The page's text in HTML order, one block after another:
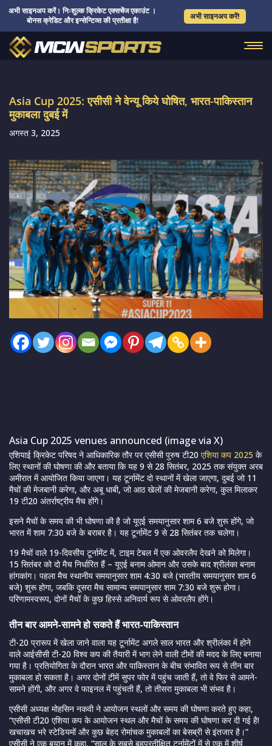
अभी साइनअप करें। निःशुल्क क्रिकेट एक्सचेंज एकाउंट ।
बोनस क्रेडिट और इन्सेन्टिव्स की प्रतीक्षा है!
अभी साइनअप करें!
Asia Cup 2025: एसीसी ने वेन्यू किये घोषित, भारत-पाकिस्तान
मुकाबला दुबई में
अगस्त 3, 2025
Asia Cup 2025 venues announced (image via X)
एशियाई क्रिकेट परिषद ने आधिकारिक तौर पर एसीसी पुरुष टी20 एशिया कप 2025 के
लिए स्थानों की घोषणा की और बताया कि यह 9 से 28 सितंबर, 2025 तक संयुक्त अरब
अमीरात में आयोजित किया जाएगा। यह टूर्नामेंट दो स्थानों में खेला जाएगा, दुबई जो 11
मैचों की मेजबानी करेगा, और अबू धाबी, जो आठ खेलों की मेजबानी करेगा, कुल मिलाकर
19 टी20 अंतर्राष्ट्रीय मैच होंगे।
इसने मैचों के समय की भी घोषणा की है जो यूएई समयानुसार शाम 6 बजे शुरू होंगे, जो
भारत में शाम 7:30 बजे के बराबर है। यह टूर्नामेंट 9 से 28 सितंबर तक चलेगा।
19 मैचों वाले 19-दिवसीय टूर्नामेंट में, टाइम टेबल में एक ओवरलैप देखने को मिलेगा।
15 सितंबर को दो मैच निर्धारित हैं – यूएई बनाम ओमान और उसके बाद श्रीलंका बनाम
हांगकांग। पहला मैच स्थानीय समयानुसार शाम 4:30 बजे (भारतीय समयानुसार शाम 6
बजे) शुरू होगा, जबकि दूसरा मैच सामान्य समयानुसार शाम 7:30 बजे शुरू होगा।
परिणामस्वरूप, दोनों मैचों के कुछ हिस्से अनिवार्य रूप से ओवरलैप होंगे।
तीन बार आमने-सामने हो सकते हैं भारत-पाकिस्तान
टी-20 प्रारूप में खेला जाने वाला यह टूर्नामेंट अगले साल भारत और श्रीलंका में होने
वाले आईसीसी टी-20 विश्व कप की तैयारी में भाग लेने वाली टीमों की मदद के लिए बनाया
गया है। प्रतियोगिता के दौरान भारत और पाकिस्तान के बीच संभावित रूप से तीन बार
मुकाबला हो सकता है। अगर दोनों टीमें सुपर फोर में पहुंच जाती हैं, तो वे फिर से आमने-
सामने होंगी, और अगर वे फाइनल में पहुंचती हैं, तो तीसरा मुकाबला भी संभव है।
एसीसी अध्यक्ष मोहसिन नकवी ने आयोजन स्थलों और समय की घोषणा करते हुए कहा,
“एसीसी टी20 एशिया कप के आयोजन स्थल और मैचों के समय की घोषणा कर दी गई है!
खचाखच भरे स्टेडियमों और कुछ बेहद रोमांचक मुकाबलों का बेसब्री से इंतजार है।”
एसीसी ने एक बयान में कहा, “साल के सबसे बहुप्रतीक्षित टूर्नामेंटों में से एक में शीर्ष